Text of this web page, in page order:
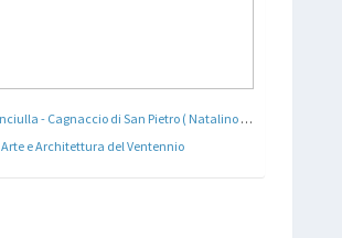
Figura di fanciulla - Cagnaccio di San Pietro ( Natalino Bentivoglio Scarpa ) 1927
Arte e Architettura del Ventennio